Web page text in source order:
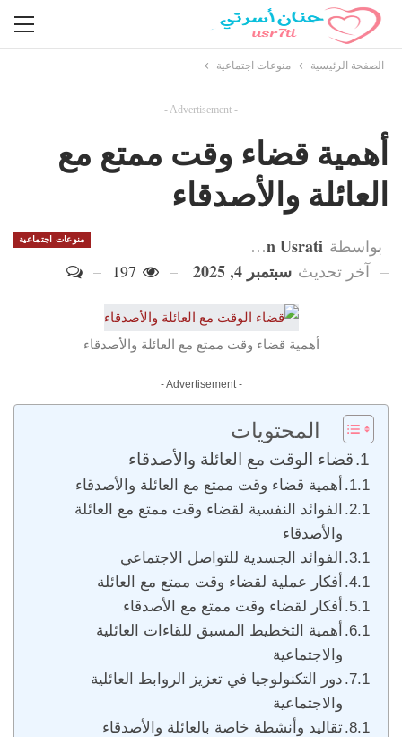
الصفحة الرئيسية منوعات اجتماعية
- Advertisement -
أهمية قضاء وقت ممتع مع
العائلة والأصدقاء
منوعات اجتماعية بواسطة Hanan Usrati
آخر تحديث سبتمبر 4, 2025
أهمية قضاء وقت ممتع مع العائلة والأصدقاء
- Advertisement -
المحتويات
قضاء الوقت مع العائلة والأصدقاء
أهمية قضاء وقت ممتع مع العائلة والأصدقاء
الفوائد النفسية لقضاء وقت ممتع مع العائلة
والأصدقاء
الفوائد الجسدية للتواصل الاجتماعي
أفكار عملية لقضاء وقت ممتع مع العائلة
أفكار لقضاء وقت ممتع مع الأصدقاء
أهمية التخطيط المسبق للقاءات العائلية
والاجتماعية
دور التكنولوجيا في تعزيز الروابط العائلية
والاجتماعية
تقاليد وأنشطة خاصة بالعائلة والأصدقاء